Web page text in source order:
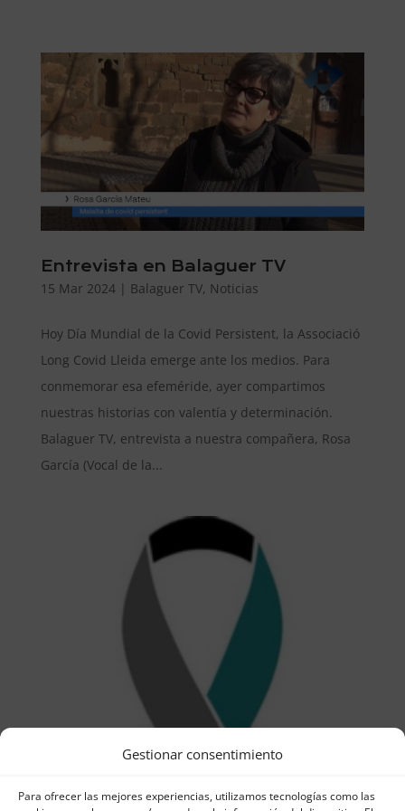
Gestionar consentimiento
Para ofrecer las mejores experiencias, utilizamos tecnologías como las
Entrevista en Balaguer TV
15 Mar 2024| Balaguer TV, Noticias
Hoy Día Mundial de la Covid Persistent, la Associació
Long Covid Lleida emerge ante los medios. Para
conmemorar esa efeméride, ayer compartimos
nuestras historias con valentía y determinación.
Balaguer TV, entrevista a nuestra compañera, Rosa
García (Vocal de la...